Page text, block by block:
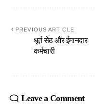
PREVIOUS ARTICLE
धूर्त सेठ और ईमानदार
कर्मचारी
Leave a Comment